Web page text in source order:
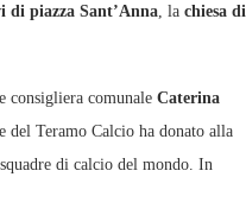
di piazza Sant’Anna , la chiesa di
consigliera comunale Caterina
del Teramo Calcio ha donato alla
di calcio del mondo. In